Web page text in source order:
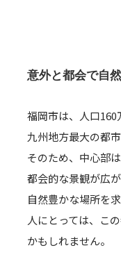
意外と都会で自
福岡市は、人口160
九州地方最大の都市
そのため、中心部
都会的な景観が広が
自然豊かな場所を
人にとっては、こ
かもしれません。